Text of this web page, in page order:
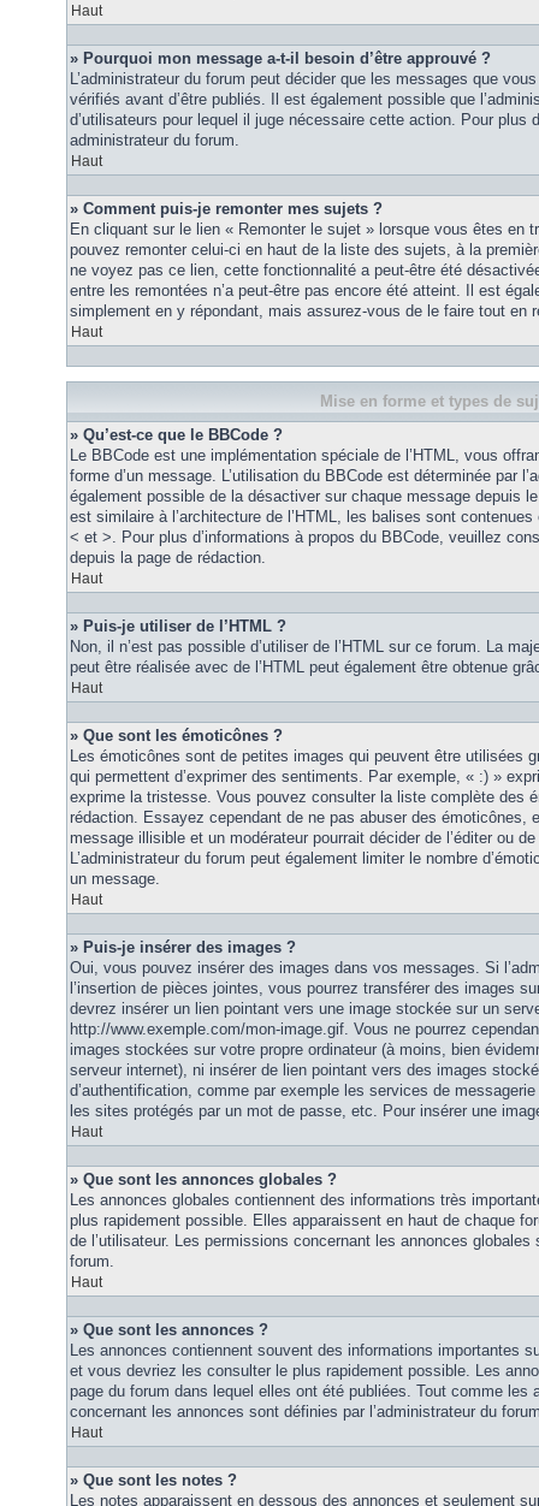
Haut
» Pourquoi mon message a-t-il besoin d’être approuvé ?
L’administrateur du forum peut décider que les messages que
vérifiés avant d’être publiés. Il est également possible que
d’utilisateurs pour lequel il juge nécessaire cette action. Pour plus
administrateur du forum.
Haut
» Comment puis-je remonter mes sujets ?
En cliquant sur le lien « Remonter le sujet » lorsque vous êtes en
pouvez remonter celui-ci en haut de la liste des sujets, à la
ne voyez pas ce lien, cette fonctionnalité a peut-être été
entre les remontées n’a peut-être pas encore été atteint. Il est
simplement en y répondant, mais assurez-vous de le faire tout en
Haut
Mise en forme et types de
» Qu’est-ce que le BBCode ?
Le BBCode est une implémentation spéciale de l’HTML, vous
forme d’un message. L’utilisation du BBCode est déterminée par
également possible de la désactiver sur chaque message depuis
est similaire à l’architecture de l’HTML, les balises sont
< et >. Pour plus d’informations à propos du BBCode, veuillez
depuis la page de rédaction.
Haut
» Puis-je utiliser de l’HTML ?
Non, il n’est pas possible d’utiliser de l’HTML sur ce forum. La
peut être réalisée avec de l’HTML peut également être obtenue
Haut
» Que sont les émoticônes ?
Les émoticônes sont de petites images qui peuvent être utilisées
qui permettent d’exprimer des sentiments. Par exemple, « :) »
exprime la tristesse. Vous pouvez consulter la liste complète des
rédaction. Essayez cependant de ne pas abuser des émoticônes,
message illisible et un modérateur pourrait décider de l’éditer ou
L’administrateur du forum peut également limiter le nombre
un message.
Haut
» Puis-je insérer des images ?
Oui, vous pouvez insérer des images dans vos messages. Si
l’insertion de pièces jointes, vous pourrez transférer des images
devrez insérer un lien pointant vers une image stockée sur un
http://www.exemple.com/mon-image.gif. Vous ne pourrez
images stockées sur votre propre ordinateur (à moins, bien
serveur internet), ni insérer de lien pointant vers des images
d’authentification, comme par exemple les services de
les sites protégés par un mot de passe, etc. Pour insérer une
Haut
» Que sont les annonces globales ?
Les annonces globales contiennent des informations très
plus rapidement possible. Elles apparaissent en haut de chaque
de l’utilisateur. Les permissions concernant les annonces globales
forum.
Haut
» Que sont les annonces ?
Les annonces contiennent souvent des informations importantes
et vous devriez les consulter le plus rapidement possible. Les
page du forum dans lequel elles ont été publiées. Tout comme les
concernant les annonces sont définies par l’administrateur du
Haut
» Que sont les notes ?
Les notes apparaissent en dessous des annonces et seulement